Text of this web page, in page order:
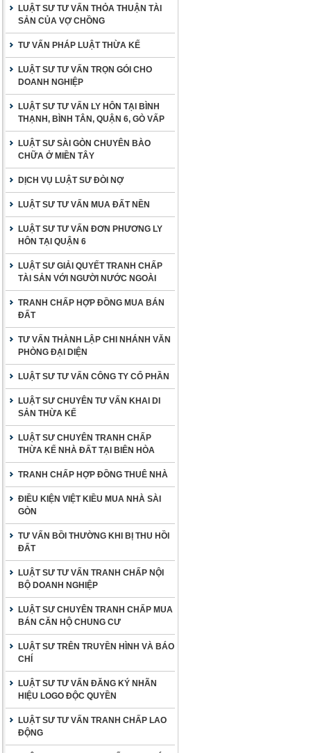
LUẬT SƯ TƯ VẤN THỎA THUẬN TÀI
SẢN CỦA VỢ CHỒNG
TƯ VẤN PHÁP LUẬT THỪA KẾ
LUẬT SƯ TƯ VẤN TRỌN GÓI CHO
DOANH NGHIỆP
LUẬT SƯ TƯ VẤN LY HÔN TẠI BÌNH
THẠNH, BÌNH TÂN, QUẬN 6, GÒ VẤP
LUẬT SƯ SÀI GÒN CHUYÊN BÀO
CHỮA Ở MIỀN TÂY
DỊCH VỤ LUẬT SƯ ĐÒI NỢ
LUẬT SƯ TƯ VẤN MUA ĐẤT NỀN
LUẬT SƯ TƯ VẤN ĐƠN PHƯƠNG LY
HÔN TẠI QUẬN 6
LUẬT SƯ GIẢI QUYẾT TRANH CHẤP
TÀI SẢN VỚI NGƯỜI NƯỚC NGOÀI
TRANH CHẤP HỢP ĐỒNG MUA BÁN
ĐẤT
TƯ VẤN THÀNH LẬP CHI NHÁNH VĂN
PHÒNG ĐẠI DIỆN
LUẬT SƯ TƯ VẤN CÔNG TY CỔ PHẦN
LUẬT SƯ CHUYÊN TƯ VẤN KHAI DI
SẢN THỪA KẾ
LUẬT SƯ CHUYÊN TRANH CHẤP
THỪA KẾ NHÀ ĐẤT TẠI BIÊN HÒA
TRANH CHẤP HỢP ĐỒNG THUÊ NHÀ
ĐIỀU KIỆN VIỆT KIỀU MUA NHÀ SÀI
GÒN
TƯ VẤN BỒI THƯỜNG KHI BỊ THU HỒI
ĐẤT
LUẬT SƯ TƯ VẤN TRANH CHẤP NỘI
BỘ DOANH NGHIỆP
LUẬT SƯ CHUYÊN TRANH CHẤP MUA
BÁN CĂN HỘ CHUNG CƯ
LUẬT SƯ TRÊN TRUYỀN HÌNH VÀ BÁO
CHÍ
LUẬT SƯ TƯ VẤN ĐĂNG KÝ NHÃN
HIỆU LOGO ĐỘC QUYỀN
LUẬT SƯ TƯ VẤN TRANH CHẤP LAO
ĐỘNG